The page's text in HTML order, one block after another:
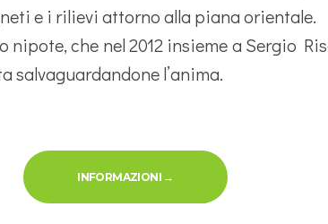
e i rilievi attorno alla piana orientale.
nipote, che nel 2012 insieme a Sergio
salvaguardandone l’anima.
INFORMAZIONI« VOS HÔTES»
→